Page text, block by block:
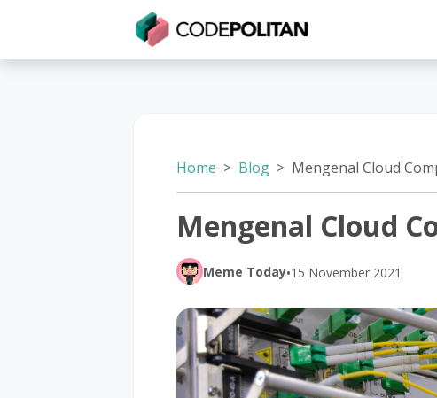
Untuk IndividuUntuk Bisnis
Home Blog Mengenal Cloud
Mengenal Cloud
Meme Today•15 November 2021